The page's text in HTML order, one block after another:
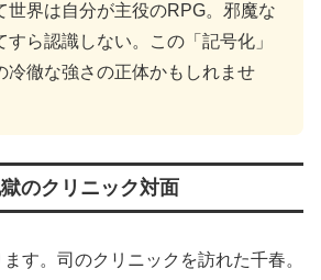
世界は自分が主役のRPG。邪魔な
すら認識しない。この「記号化」
冷徹な強さの正体かもしれませ
のクリニック対面
す。司のクリニックを訪れた千春。